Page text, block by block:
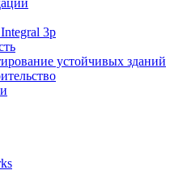
3p
устойчивых зданий